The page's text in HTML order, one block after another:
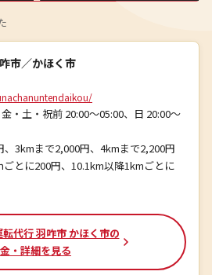
市／かほく市
・土・祝前 20:00～05:00、日 20:00～
、3kmまで2,000円、4kmまで2,200円
ごとに200円、10.1km以降1kmごとに
代行 羽咋市 かほく市の
・詳細を見る